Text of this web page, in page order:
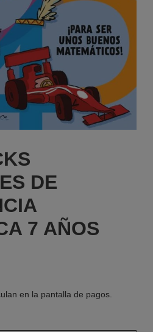
DE
7 AÑOS
en la pantalla de pagos.